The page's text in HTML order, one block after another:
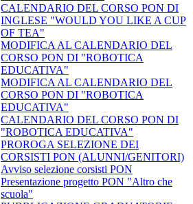
CALENDARIO DEL CORSO PON DI
INGLESE "WOULD YOU LIKE A CUP
OF TEA"
MODIFICA AL CALENDARIO DEL
CORSO PON DI "ROBOTICA
EDUCATIVA"
MODIFICA AL CALENDARIO DEL
CORSO PON DI "ROBOTICA
EDUCATIVA"
CALENDARIO DEL CORSO PON DI
"ROBOTICA EDUCATIVA"
PROROGA SELEZIONE DEI
CORSISTI PON (ALUNNI/GENITORI)
Avviso selezione corsisti PON
​Presentazione progetto PON "Altro che
scuola"